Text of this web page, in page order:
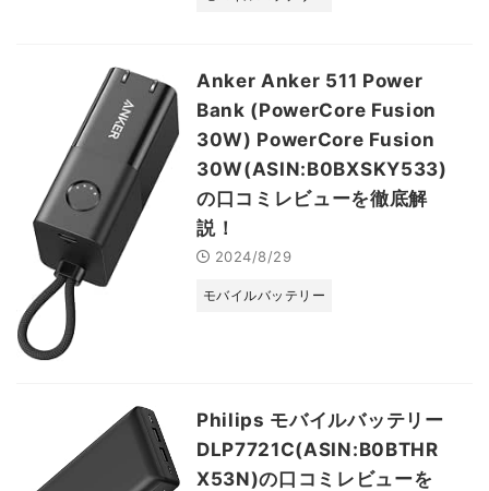
Anker Anker 511 Power
Bank (PowerCore Fusion
30W) PowerCore Fusion
30W(ASIN:B0BXSKY533)
の口コミレビューを徹底解
説！
2024/8/29
モバイルバッテリー
Philips モバイルバッテリー
DLP7721C(ASIN:B0BTHR
X53N)の口コミレビューを